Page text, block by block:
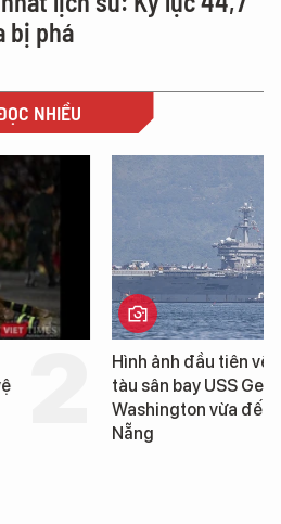
bị phá
NHIỀU
Hình ảnh đầu tiên về siêu
tàu sân bay USS George
Washington vừa đến Đà